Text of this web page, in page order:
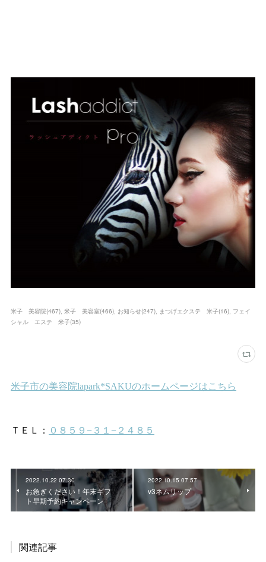
米子 美容院(467) 米子 美容室(466) お知らせ(247) まつげエクステ 米子(16) フェイ
シャル エステ 米子(35)
2022.10.22 07:30
お急ぎください！年末ギフ
ト早期予約キャンペーン
2022.10.15 07:57
v3ネムリップ
関連記事